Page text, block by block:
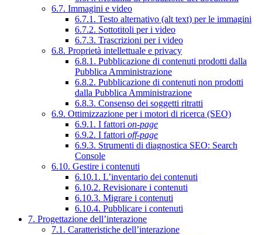
6.7. Immagini e video
6.7.1. Testo alternativo (alt text) per le immagini
6.7.2. Sottotitoli per i video
6.7.3. Trascrizioni per i video
6.8. Proprietà intellettuale e privacy
6.8.1. Pubblicazione di contenuti prodotti dalla
Pubblica Amministrazione
6.8.2. Pubblicazione di contenuti non prodotti
dalla Pubblica Amministrazione
6.8.3. Consenso dei soggetti ritratti
6.9. Ottimizzazione per i motori di ricerca (SEO)
6.9.1. I fattori on-page
6.9.2. I fattori off-page
6.9.3. Strumenti di diagnostica SEO: Search
Console
6.10. Gestire i contenuti
6.10.1. L’inventario dei contenuti
6.10.2. Revisionare i contenuti
6.10.3. Migrare i contenuti
6.10.4. Pubblicare i contenuti
7. Progettazione dell’interazione
7.1. Caratteristiche dell’interazione